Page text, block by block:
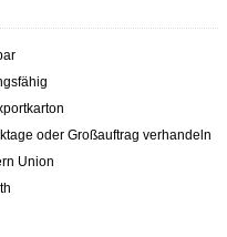
oder Großauftrag verhandeln
Union